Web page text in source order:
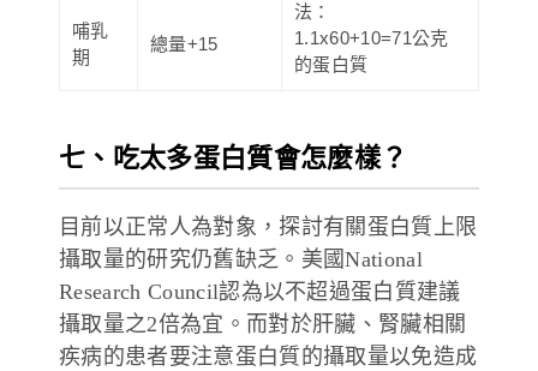
法：
1.1x60+10=71公克
的蛋白質
哺乳
期
總量+15
七、吃太多蛋白質會怎麼樣？
目前以正常人為對象，探討有關蛋白質上限
攝取量的研究仍舊缺乏。美國National
Research Council認為以不超過蛋白質建議
攝取量之2倍為宜。而對於肝臟、腎臟相關
疾病的患者要注意蛋白質的攝取量以免造成